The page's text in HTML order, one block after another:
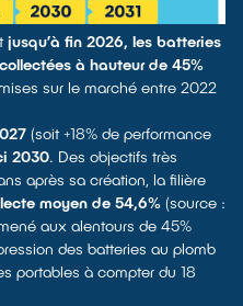
jusqu’à fin 2026, les batteries
à hauteur de 45%
sur le marché entre 2022
(soit +18% de performance
2030. Des objectifs très
après sa création, la filière
moyen de 54,6% (source :
aux alentours de 45%
des batteries au plomb
portables à compter du 18